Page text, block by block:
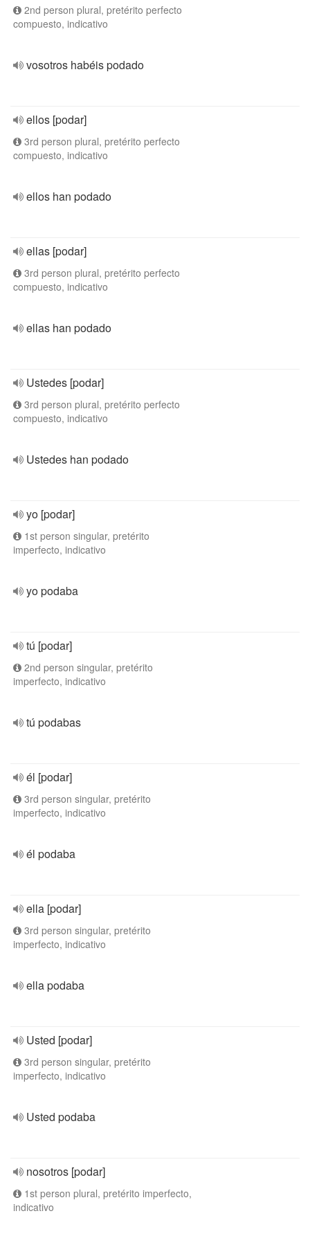
2nd person plural, pretérito perfecto
compuesto, indicativo
vosotros habéis podado
ellos [podar]
3rd person plural, pretérito perfecto
compuesto, indicativo
ellos han podado
ellas [podar]
3rd person plural, pretérito perfecto
compuesto, indicativo
ellas han podado
Ustedes [podar]
3rd person plural, pretérito perfecto
compuesto, indicativo
Ustedes han podado
yo [podar]
1st person singular, pretérito
imperfecto, indicativo
yo podaba
tú [podar]
2nd person singular, pretérito
imperfecto, indicativo
tú podabas
él [podar]
3rd person singular, pretérito
imperfecto, indicativo
él podaba
ella [podar]
3rd person singular, pretérito
imperfecto, indicativo
ella podaba
Usted [podar]
3rd person singular, pretérito
imperfecto, indicativo
Usted podaba
nosotros [podar]
1st person plural, pretérito imperfecto,
indicativo